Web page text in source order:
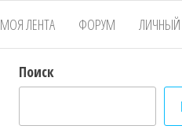
МОЯ ЛЕНТА ФОРУМ ЛИЧНЫЙ
Поиск